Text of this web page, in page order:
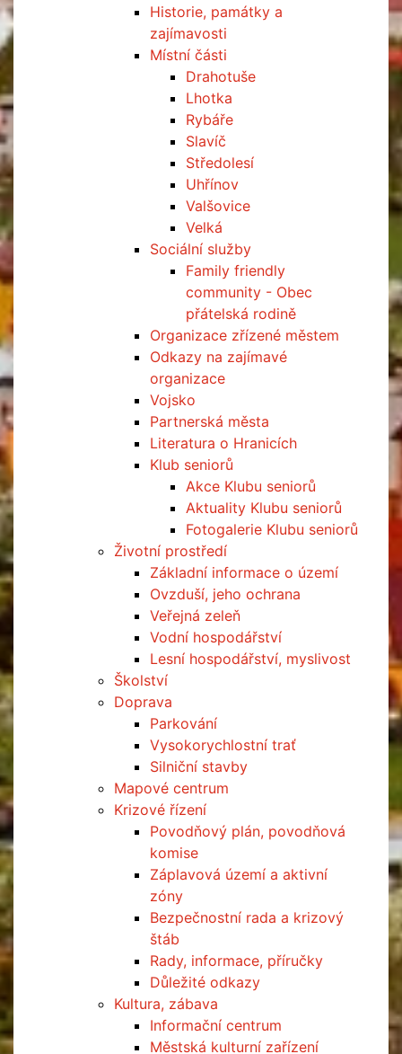
Historie, památky a
zajímavosti
Místní části
Drahotuše
Lhotka
Rybáře
Slavíč
Středolesí
Uhřínov
Valšovice
Velká
Sociální služby
Family friendly
community - Obec
přátelská rodině
Organizace zřízené městem
Odkazy na zajímavé
organizace
Vojsko
Partnerská města
Literatura o Hranicích
Klub seniorů
Akce Klubu seniorů
Aktuality Klubu seniorů
Fotogalerie Klubu seniorů
Životní prostředí
Základní informace o území
Ovzduší, jeho ochrana
Veřejná zeleň
Vodní hospodářství
Lesní hospodářství, myslivost
Školství
Doprava
Parkování
Vysokorychlostní trať
Silniční stavby
Mapové centrum
Krizové řízení
Povodňový plán, povodňová
komise
Záplavová území a aktivní
zóny
Bezpečnostní rada a krizový
štáb
Rady, informace, příručky
Důležité odkazy
Kultura, zábava
Informační centrum
Městská kulturní zařízení